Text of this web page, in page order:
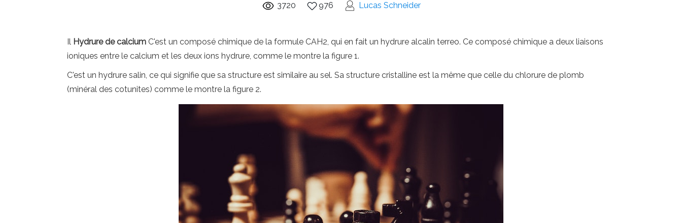
3720 976 Lucas Schneider
Il Hydrure de calcium C'est un composé chimique de la formule CAH2, qui en fait un hydrure alcalin terreo. Ce composé chimique a deux liaisons
ioniques entre le calcium et les deux ions hydrure, comme le montre la figure 1.
C'est un hydrure salin, ce qui signifie que sa structure est similaire au sel. Sa structure cristalline est la même que celle du chlorure de plomb
(minéral des cotunites) comme le montre la figure 2.